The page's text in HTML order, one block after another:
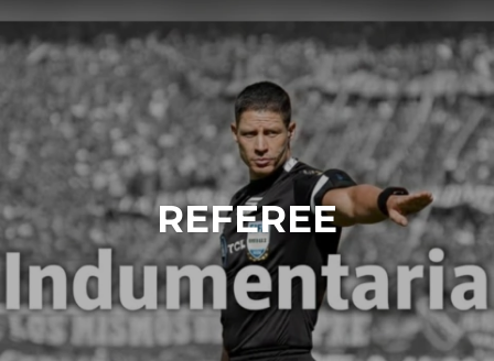
REFEREE